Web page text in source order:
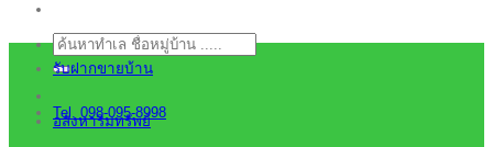
ค้นหา:
Tel. 098-095-8998
รับฝากขายบ้าน
อสังหาริมทรัพย์